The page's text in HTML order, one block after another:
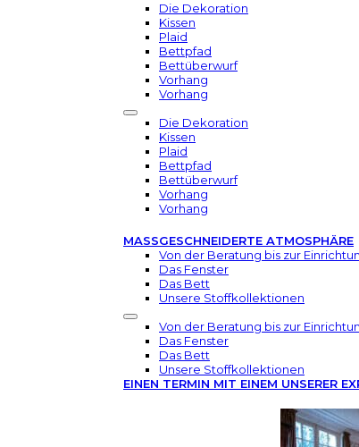
Die Dekoration
Kissen
Plaid
Bettpfad
Bettüberwurf
Vorhang
Vorhang
Die Dekoration
Kissen
Plaid
Bettpfad
Bettüberwurf
Vorhang
Vorhang
MASSGESCHNEIDERTE ATMOSPHÄRE
Von der Beratung bis zur
Das Fenster
Das Bett
Unsere Stoffkollektionen
Von der Beratung bis zur
Das Fenster
Das Bett
Unsere Stoffkollektionen
EINEN TERMIN MIT EINEM UNSERER